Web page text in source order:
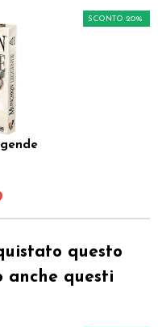
SCONTO 20%
questo
anche questi